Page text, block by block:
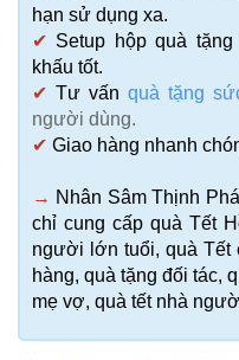
hạn sử dụng xa.
✔ Setup hộp quà
khấu tốt.
✔ Tư vấn quà tặng
người dùng.
✔ Giao hàng nhanh
→ Nhân Sâm Thịnh
chỉ cung cấp quà Tết
người lớn tuổi, quà Tết
hàng, quà tặng đối tác,
mẹ vợ, quà tết nhà